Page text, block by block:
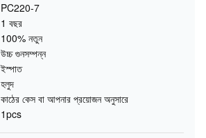
PC220-7
1 বছর
100% নতুন
উচ্চ গুনসম্পন্ন
ইস্পাত
হলুদ
কাঠের কেস বা আপনার প্রয়োজন অনুসারে
1pcs